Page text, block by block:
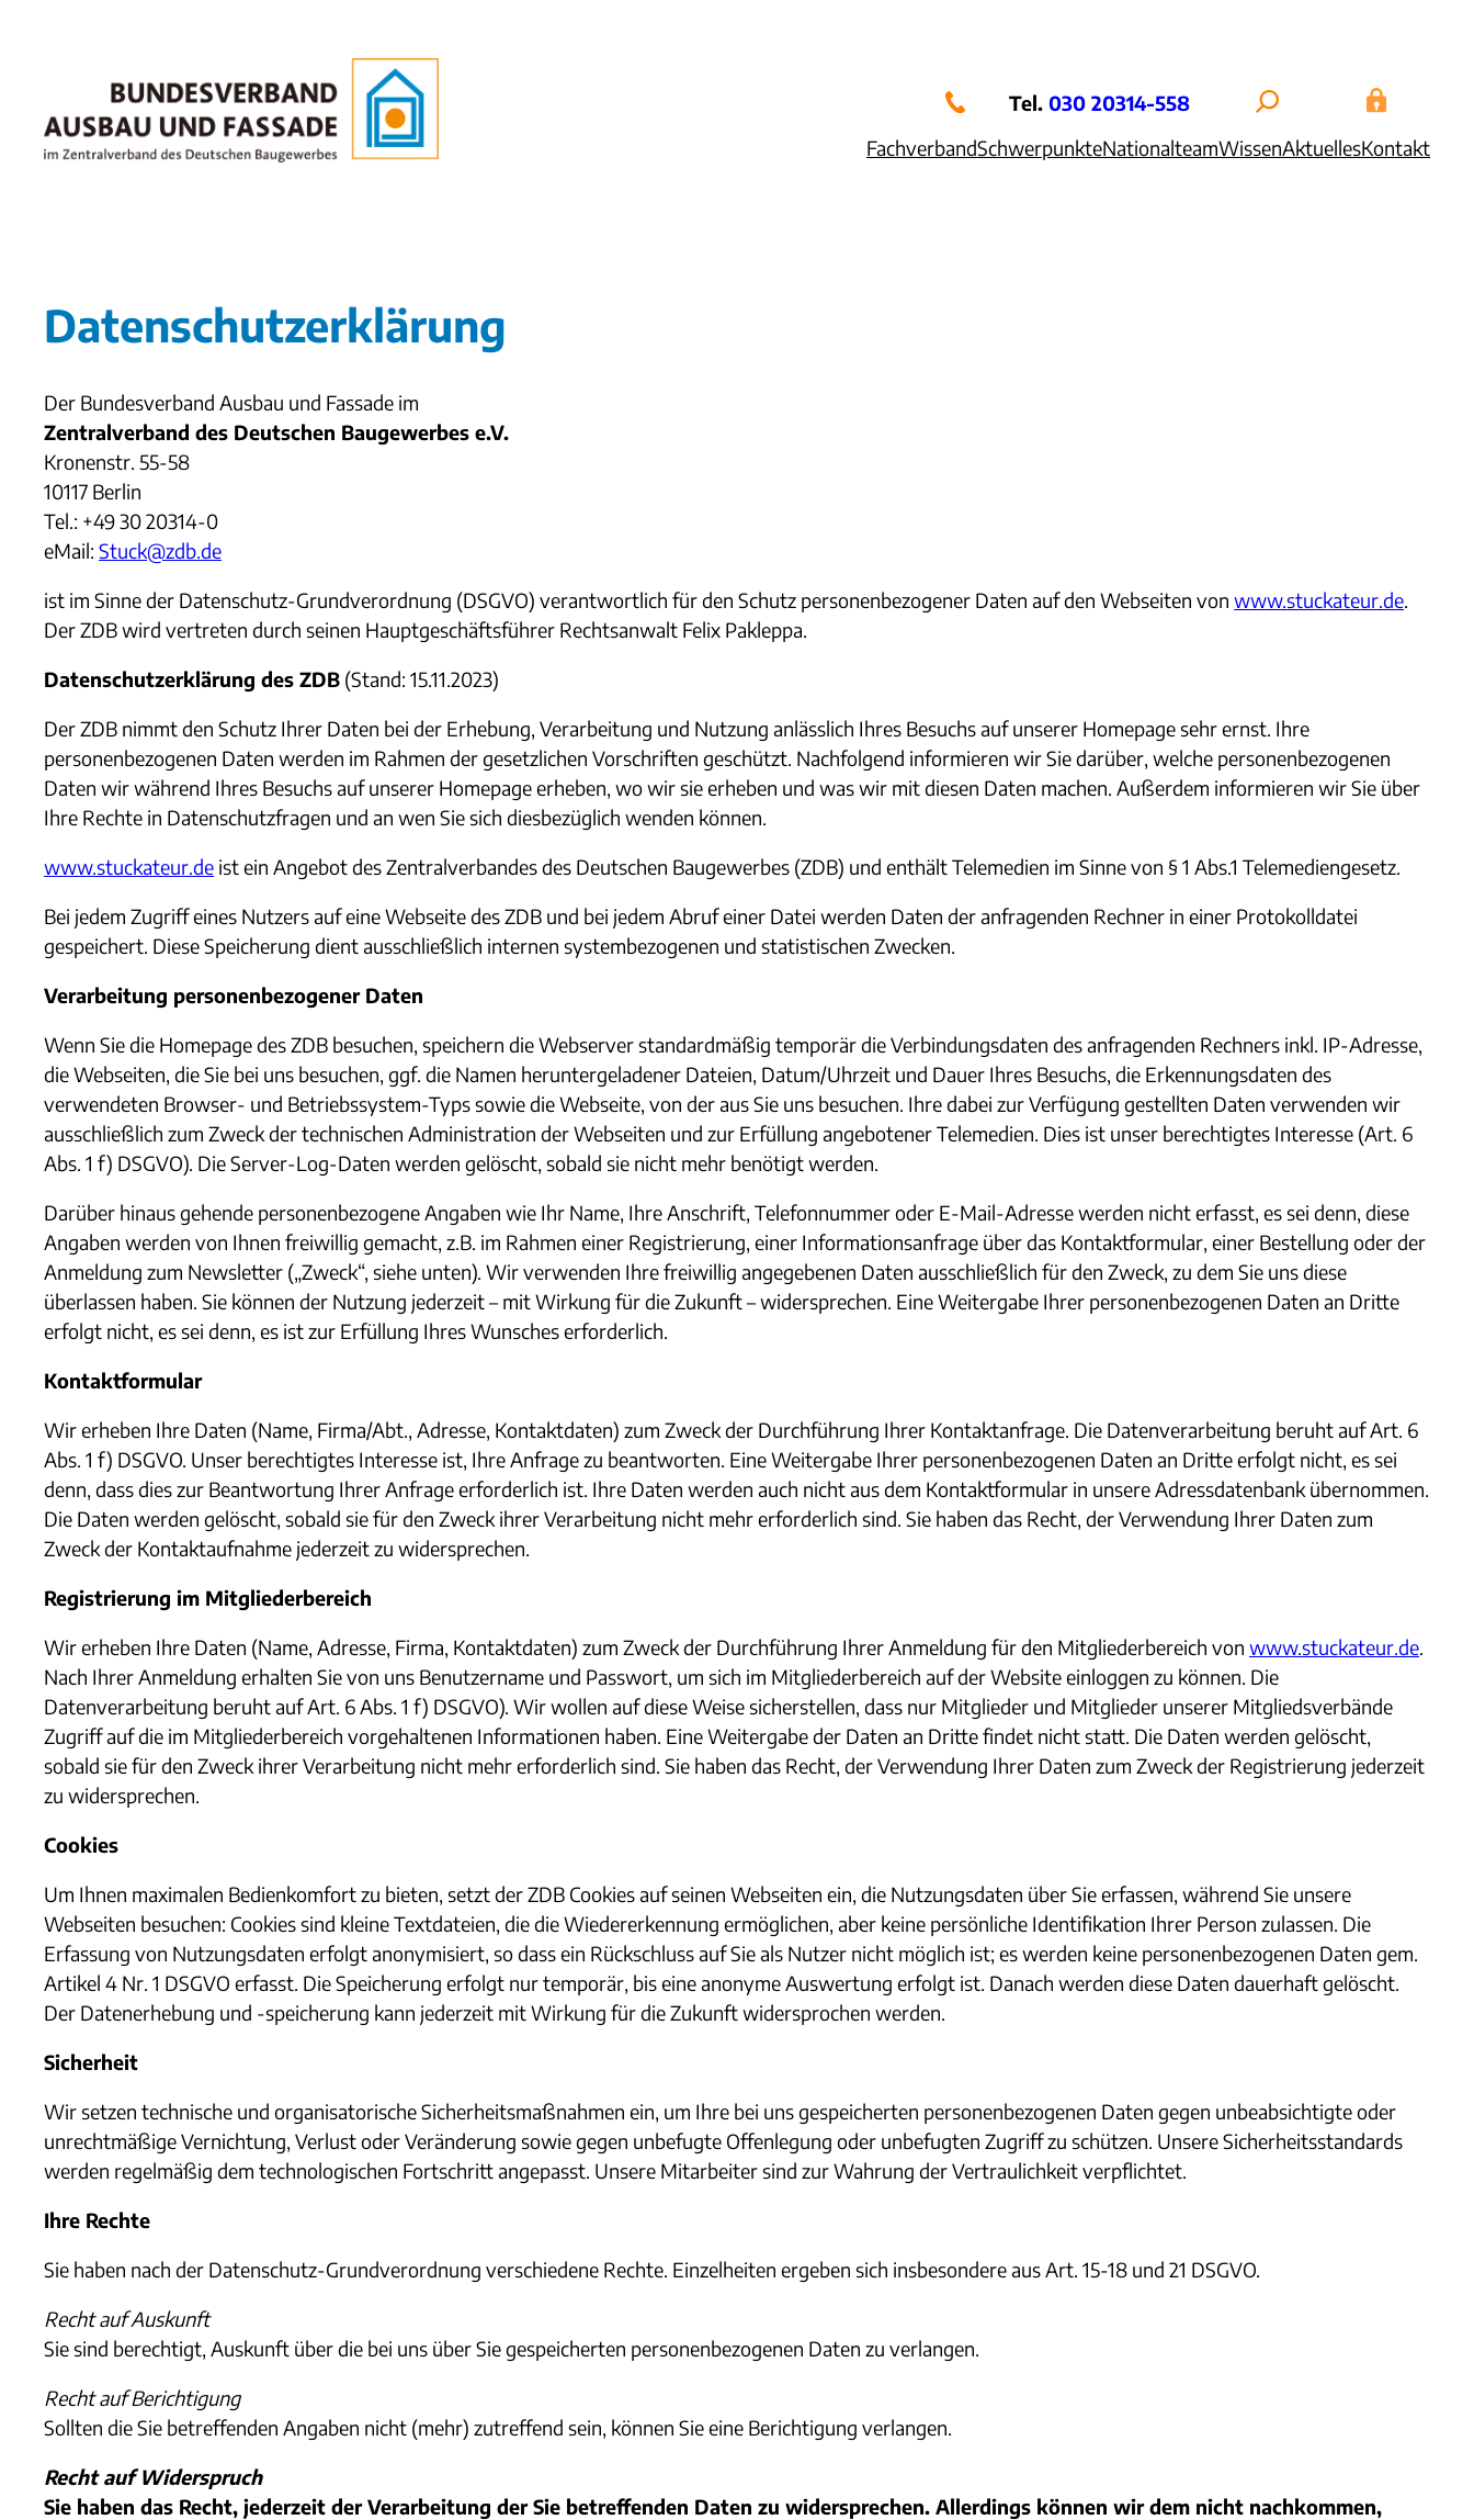
Tel. 030 20314-558
FachverbandSchwerpunkteNationalteamWissenAktuellesKontakt
Datenschutzerklärung
Der Bundesverband Ausbau und Fassade im
Zentralverband des Deutschen Baugewerbes e.V.
Kronenstr. 55-58
10117 Berlin
Tel.: +49 30 20314-0
eMail: Stuck@zdb.de
ist im Sinne der Datenschutz-Grundverordnung (DSGVO) verantwortlich für den Schutz personenbezogener Daten auf den Webseiten von www.stuckateur.de.
Der ZDB wird vertreten durch seinen Hauptgeschäftsführer Rechtsanwalt Felix Pakleppa.
Datenschutzerklärung des ZDB (Stand: 15.11.2023)
Der ZDB nimmt den Schutz Ihrer Daten bei der Erhebung, Verarbeitung und Nutzung anlässlich Ihres Besuchs auf unserer Homepage sehr ernst. Ihre
personenbezogenen Daten werden im Rahmen der gesetzlichen Vorschriften geschützt. Nachfolgend informieren wir Sie darüber, welche personenbezogenen
Daten wir während Ihres Besuchs auf unserer Homepage erheben, wo wir sie erheben und was wir mit diesen Daten machen. Außerdem informieren wir Sie über
Ihre Rechte in Datenschutzfragen und an wen Sie sich diesbezüglich wenden können.
www.stuckateur.de ist ein Angebot des Zentralverbandes des Deutschen Baugewerbes (ZDB) und enthält Telemedien im Sinne von § 1 Abs.1 Telemediengesetz.
Bei jedem Zugriff eines Nutzers auf eine Webseite des ZDB und bei jedem Abruf einer Datei werden Daten der anfragenden Rechner in einer Protokolldatei
gespeichert. Diese Speicherung dient ausschließlich internen systembezogenen und statistischen Zwecken.
Verarbeitung personenbezogener Daten
Wenn Sie die Homepage des ZDB besuchen, speichern die Webserver standardmäßig temporär die Verbindungsdaten des anfragenden Rechners inkl. IP-Adresse,
die Webseiten, die Sie bei uns besuchen, ggf. die Namen heruntergeladener Dateien, Datum/Uhrzeit und Dauer Ihres Besuchs, die Erkennungsdaten des
verwendeten Browser- und Betriebssystem-Typs sowie die Webseite, von der aus Sie uns besuchen. Ihre dabei zur Verfügung gestellten Daten verwenden wir
ausschließlich zum Zweck der technischen Administration der Webseiten und zur Erfüllung angebotener Telemedien. Dies ist unser berechtigtes Interesse (Art. 6
Abs. 1 f) DSGVO). Die Server-Log-Daten werden gelöscht, sobald sie nicht mehr benötigt werden.
Darüber hinaus gehende personenbezogene Angaben wie Ihr Name, Ihre Anschrift, Telefonnummer oder E-Mail-Adresse werden nicht erfasst, es sei denn, diese
Angaben werden von Ihnen freiwillig gemacht, z.B. im Rahmen einer Registrierung, einer Informationsanfrage über das Kontaktformular, einer Bestellung oder der
Anmeldung zum Newsletter („Zweck“, siehe unten). Wir verwenden Ihre freiwillig angegebenen Daten ausschließlich für den Zweck, zu dem Sie uns diese
überlassen haben. Sie können der Nutzung jederzeit – mit Wirkung für die Zukunft – widersprechen. Eine Weitergabe Ihrer personenbezogenen Daten an Dritte
erfolgt nicht, es sei denn, es ist zur Erfüllung Ihres Wunsches erforderlich.
Kontaktformular
Wir erheben Ihre Daten (Name, Firma/Abt., Adresse, Kontaktdaten) zum Zweck der Durchführung Ihrer Kontaktanfrage. Die Datenverarbeitung beruht auf Art. 6
Abs. 1 f) DSGVO. Unser berechtigtes Interesse ist, Ihre Anfrage zu beantworten. Eine Weitergabe Ihrer personenbezogenen Daten an Dritte erfolgt nicht, es sei
denn, dass dies zur Beantwortung Ihrer Anfrage erforderlich ist. Ihre Daten werden auch nicht aus dem Kontaktformular in unsere Adressdatenbank übernommen.
Die Daten werden gelöscht, sobald sie für den Zweck ihrer Verarbeitung nicht mehr erforderlich sind. Sie haben das Recht, der Verwendung Ihrer Daten zum
Zweck der Kontaktaufnahme jederzeit zu widersprechen.
Registrierung im Mitgliederbereich
Wir erheben Ihre Daten (Name, Adresse, Firma, Kontaktdaten) zum Zweck der Durchführung Ihrer Anmeldung für den Mitgliederbereich von www.stuckateur.de.
Nach Ihrer Anmeldung erhalten Sie von uns Benutzername und Passwort, um sich im Mitgliederbereich auf der Website einloggen zu können. Die
Datenverarbeitung beruht auf Art. 6 Abs. 1 f) DSGVO). Wir wollen auf diese Weise sicherstellen, dass nur Mitglieder und Mitglieder unserer Mitgliedsverbände
Zugriff auf die im Mitgliederbereich vorgehaltenen Informationen haben. Eine Weitergabe der Daten an Dritte findet nicht statt. Die Daten werden gelöscht,
sobald sie für den Zweck ihrer Verarbeitung nicht mehr erforderlich sind. Sie haben das Recht, der Verwendung Ihrer Daten zum Zweck der Registrierung jederzeit
zu widersprechen.
Cookies
Um Ihnen maximalen Bedienkomfort zu bieten, setzt der ZDB Cookies auf seinen Webseiten ein, die Nutzungsdaten über Sie erfassen, während Sie unsere
Webseiten besuchen: Cookies sind kleine Textdateien, die die Wiedererkennung ermöglichen, aber keine persönliche Identifikation Ihrer Person zulassen. Die
Erfassung von Nutzungsdaten erfolgt anonymisiert, so dass ein Rückschluss auf Sie als Nutzer nicht möglich ist; es werden keine personenbezogenen Daten gem.
Artikel 4 Nr. 1 DSGVO erfasst. Die Speicherung erfolgt nur temporär, bis eine anonyme Auswertung erfolgt ist. Danach werden diese Daten dauerhaft gelöscht.
Der Datenerhebung und -speicherung kann jederzeit mit Wirkung für die Zukunft widersprochen werden.
Sicherheit
Wir setzen technische und organisatorische Sicherheitsmaßnahmen ein, um Ihre bei uns gespeicherten personenbezogenen Daten gegen unbeabsichtigte oder
unrechtmäßige Vernichtung, Verlust oder Veränderung sowie gegen unbefugte Offenlegung oder unbefugten Zugriff zu schützen. Unsere Sicherheitsstandards
werden regelmäßig dem technologischen Fortschritt angepasst. Unsere Mitarbeiter sind zur Wahrung der Vertraulichkeit verpflichtet.
Ihre Rechte
Sie haben nach der Datenschutz-Grundverordnung verschiedene Rechte. Einzelheiten ergeben sich insbesondere aus Art. 15-18 und 21 DSGVO.
Recht auf Auskunft
Sie sind berechtigt, Auskunft über die bei uns über Sie gespeicherten personenbezogenen Daten zu verlangen.
Recht auf Berichtigung
Sollten die Sie betreffenden Angaben nicht (mehr) zutreffend sein, können Sie eine Berichtigung verlangen.
Recht auf Widerspruch
Sie haben das Recht, jederzeit der Verarbeitung der Sie betreffenden Daten zu widersprechen. Allerdings können wir dem nicht nachkommen,